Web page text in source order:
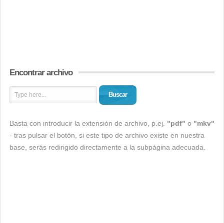
Encontrar archivo
Buscar
Basta con introducir la extensión de archivo, p.ej. "pdf" o "mkv"
- tras pulsar el botón, si este tipo de archivo existe en nuestra
base, serás redirigido directamente a la subpágina adecuada.